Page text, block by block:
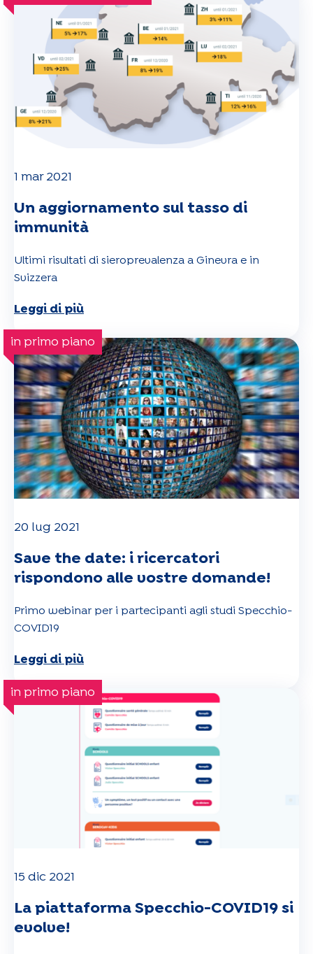
1 mar 2021
Un aggiornamento sul tasso di
immunità
Ultimi risultati di sieroprevalenza a Ginevra e in
Svizzera
Leggi di più
in primo piano
20 lug 2021
Save the date: i ricercatori
rispondono alle vostre domande!
Primo webinar per i partecipanti agli studi Specchio-
COVID19
Leggi di più
in primo piano
15 dic 2021
La piattaforma Specchio-COVID19 si
evolve!